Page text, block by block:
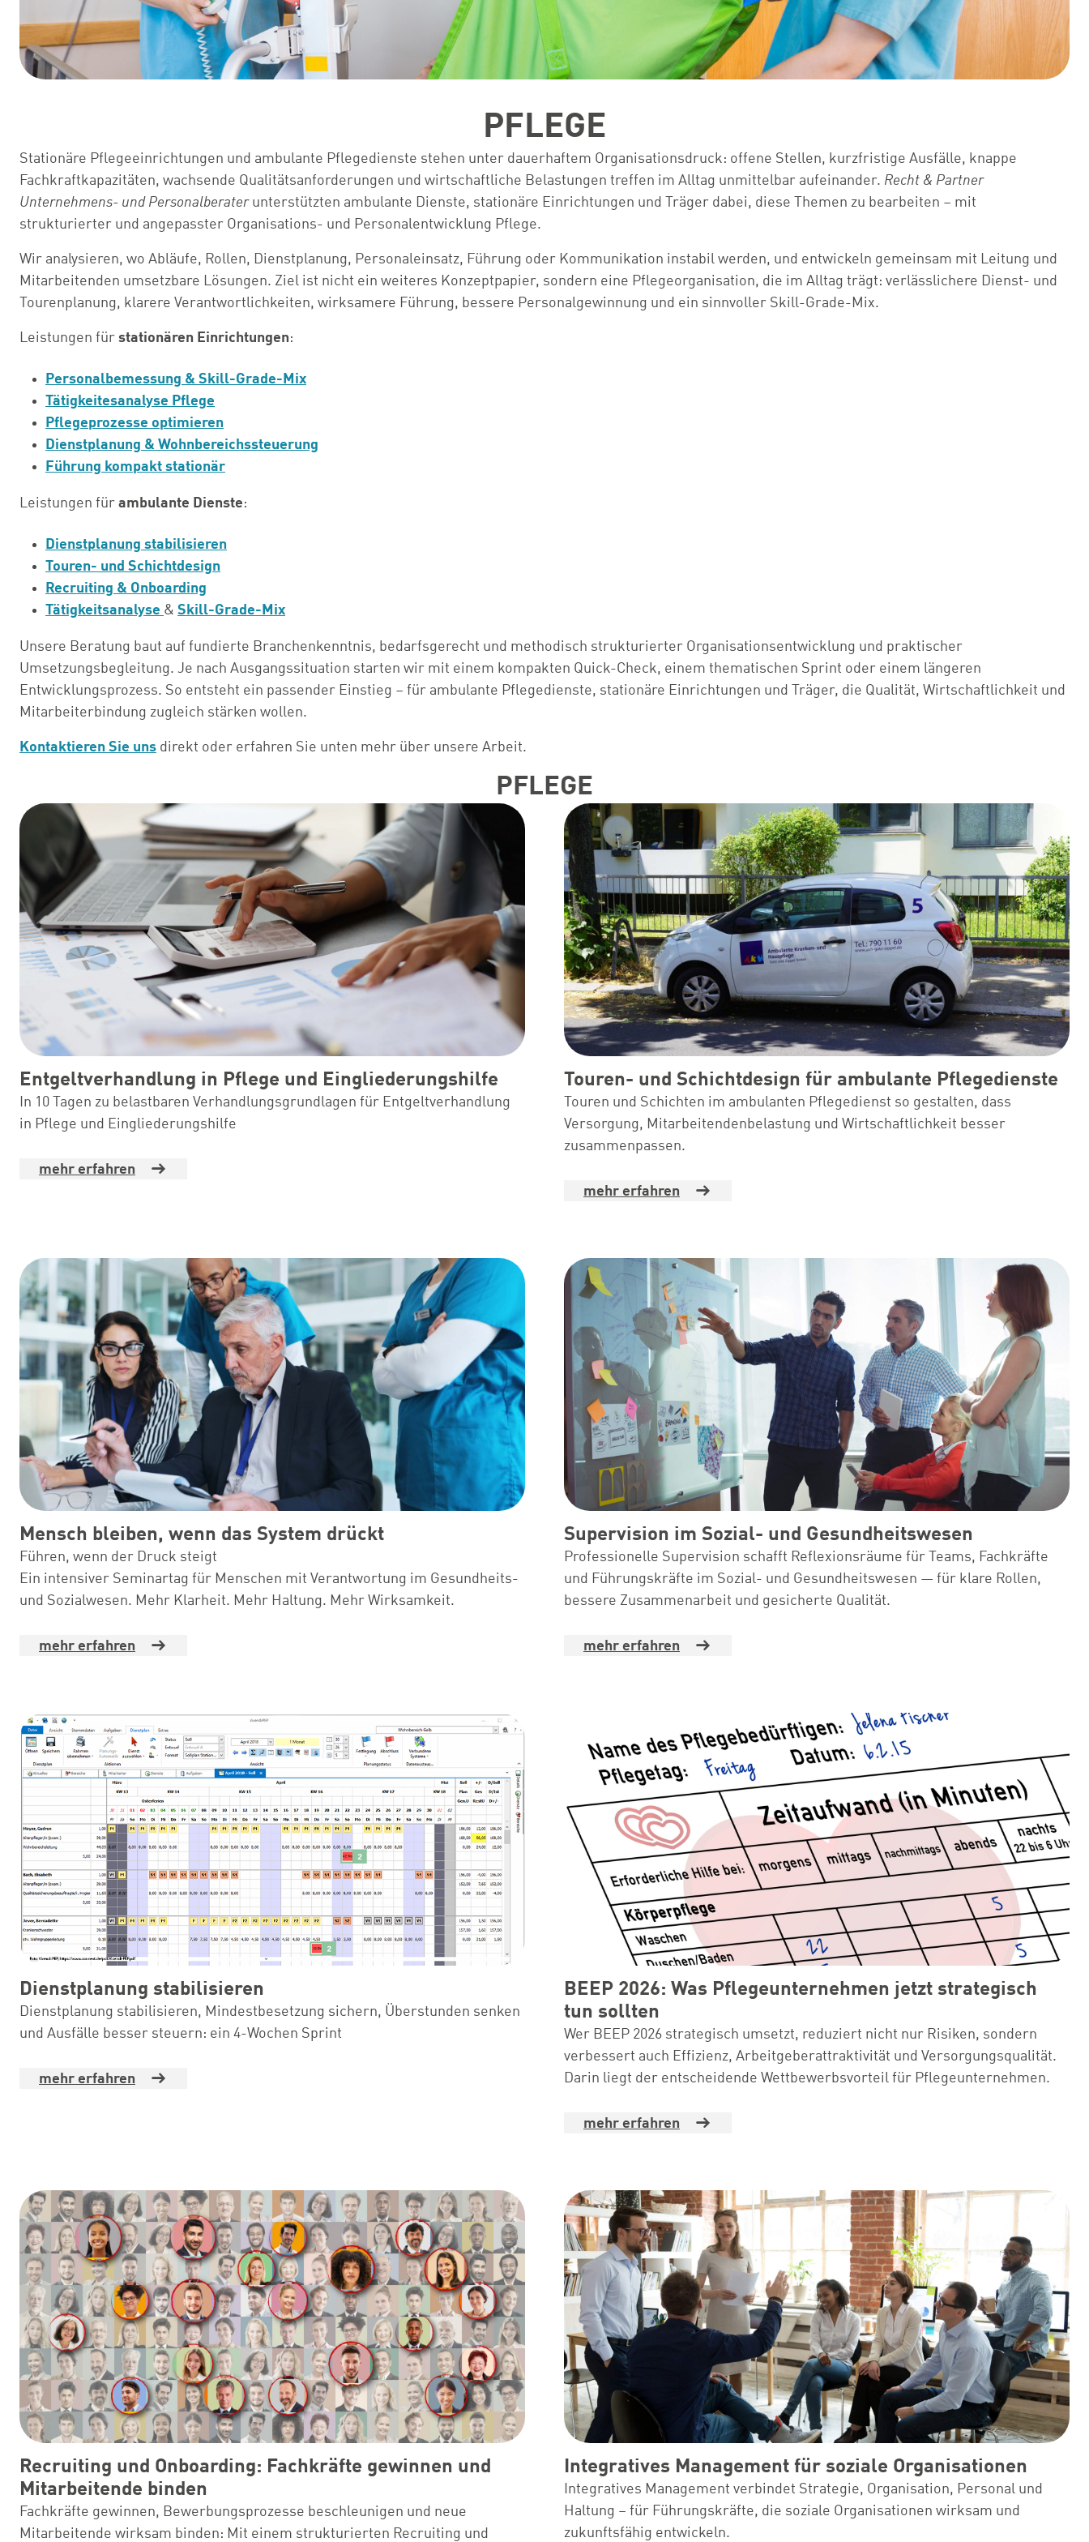
PFLEGE
Stationäre Pflegeeinrichtungen und ambulante Pflegedienste stehen unter dauerhaftem Organisationsdruck: offene Stellen, kurzfristige Ausfälle, knappe
Fachkraftkapazitäten, wachsende Qualitätsanforderungen und wirtschaftliche Belastungen treffen im Alltag unmittelbar aufeinander. Recht & Partner
Unternehmens- und Personalberaterunterstützten ambulante Dienste, stationäre Einrichtungen und Träger dabei, diese Themen zu bearbeiten – mit
strukturierter und angepasster Organisations- und Personalentwicklung Pflege.
Wir analysieren, wo Abläufe, Rollen, Dienstplanung, Personaleinsatz, Führung oder Kommunikation instabil werden, und entwickeln gemeinsam mit Leitung und
Mitarbeitenden umsetzbare Lösungen. Ziel ist nicht ein weiteres Konzeptpapier, sondern eine Pflegeorganisation, die im Alltag trägt: verlässlichere Dienst- und
Tourenplanung, klarere Verantwortlichkeiten, wirksamere Führung, bessere Personalgewinnung und ein sinnvoller Skill-Grade-Mix.
Leistungen für stationären Einrichtungen:
Personalbemessung & Skill-Grade-Mix
Tätigkeitesanalyse Pflege
Pflegeprozesse optimieren
Dienstplanung & Wohnbereichssteuerung
Führung kompakt stationär
Leistungen für ambulante Dienste:
Dienstplanung stabilisieren
Touren- und Schichtdesign
Recruiting & Onboarding
Tätigkeitsanalyse & Skill-Grade-Mix
Unsere Beratung baut auf fundierte Branchenkenntnis, bedarfsgerecht und methodisch strukturierter Organisationsentwicklung und praktischer
Umsetzungsbegleitung. Je nach Ausgangssituation starten wir mit einem kompakten Quick-Check, einem thematischen Sprint oder einem längeren
Entwicklungsprozess. So entsteht ein passender Einstieg – für ambulante Pflegedienste, stationäre Einrichtungen und Träger, die Qualität, Wirtschaftlichkeit und
Mitarbeiterbindung zugleich stärken wollen.
Kontaktieren Sie uns direkt oder erfahren Sie unten mehr über unsere Arbeit.
PFLEGE
Entgeltverhandlung in Pflege und Eingliederungshilfe
In 10 Tagen zu belastbaren Verhandlungsgrundlagen für Entgeltverhandlung
in Pflege und Eingliederungshilfe
mehr erfahren
Touren- und Schichtdesign für ambulante Pflegedienste
Touren und Schichten im ambulanten Pflegedienst so gestalten, dass
Versorgung, Mitarbeitendenbelastung und Wirtschaftlichkeit besser
zusammenpassen.
mehr erfahren
Mensch bleiben, wenn das System drückt
Führen, wenn der Druck steigt
Ein intensiver Seminartag für Menschen mit Verantwortung im Gesundheits-
und Sozialwesen. Mehr Klarheit. Mehr Haltung. Mehr Wirksamkeit.
mehr erfahren
Supervision im Sozial- und Gesundheitswesen
Professionelle Supervision schafft Reflexionsräume für Teams, Fachkräfte
und Führungskräfte im Sozial- und Gesundheitswesen — für klare Rollen,
bessere Zusammenarbeit und gesicherte Qualität.
mehr erfahren
Dienstplanung stabilisieren
Dienstplanung stabilisieren, Mindestbesetzung sichern, Überstunden senken
und Ausfälle besser steuern: ein 4-Wochen Sprint
mehr erfahren
BEEP 2026: Was Pflegeunternehmen jetzt strategisch
tun sollten
Wer BEEP 2026 strategisch umsetzt, reduziert nicht nur Risiken, sondern
verbessert auch Effizienz, Arbeitgeberattraktivität und Versorgungsqualität.
Darin liegt der entscheidende Wettbewerbsvorteil für Pflegeunternehmen.
mehr erfahren
Recruiting und Onboarding: Fachkräfte gewinnen und
Mitarbeitende binden
Fachkräfte gewinnen, Bewerbungsprozesse beschleunigen und neue
Mitarbeitende wirksam binden: Mit einem strukturierten Recruiting und
Integratives Management für soziale Organisationen
Integratives Management verbindet Strategie, Organisation, Personal und
Haltung – für Führungskräfte, die soziale Organisationen wirksam und
zukunftsfähig entwickeln.